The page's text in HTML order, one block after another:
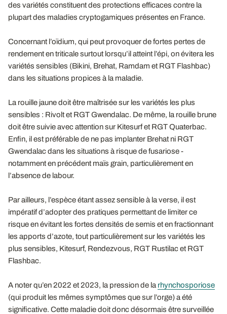
des variétés constituent des protections efficaces contre la
plupart des maladies cryptogamiques présentes en France.
Concernant l’oïdium, qui peut provoquer de fortes pertes de
rendement en triticale surtout lorsqu’il atteint l’épi, on évitera les
variétés sensibles (Bikini, Brehat, Ramdam et RGT Flashbac)
dans les situations propices à la maladie.
La rouille jaune doit être maîtrisée sur les variétés les plus
sensibles : Rivolt et RGT Gwendalac. De même, la rouille brune
doit être suivie avec attention sur Kitesurf et RGT Quaterbac.
Enfin, il est préférable de ne pas implanter Brehat ni RGT
Gwendalac dans les situations à risque de fusariose -
notamment en précédent maïs grain, particulièrement en
l’absence de labour.
Par ailleurs, l’espèce étant assez sensible à la verse, il est
impératif d’adopter des pratiques permettant de limiter ce
risque en évitant les fortes densités de semis et en fractionnant
les apports d’azote, tout particulièrement sur les variétés les
plus sensibles, Kitesurf, Rendezvous, RGT Rustilac et RGT
Flashbac.
A noter qu’en 2022 et 2023, la pression de la rhynchosporiose
(qui produit les mêmes symptômes que sur l’orge) a été
significative. Cette maladie doit donc désormais être surveillée